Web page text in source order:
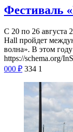
Фестиваль
С 20 по 26 августа
Hall пройдет
волна». В этом
https://schema.org/
000 ₽ 334 1